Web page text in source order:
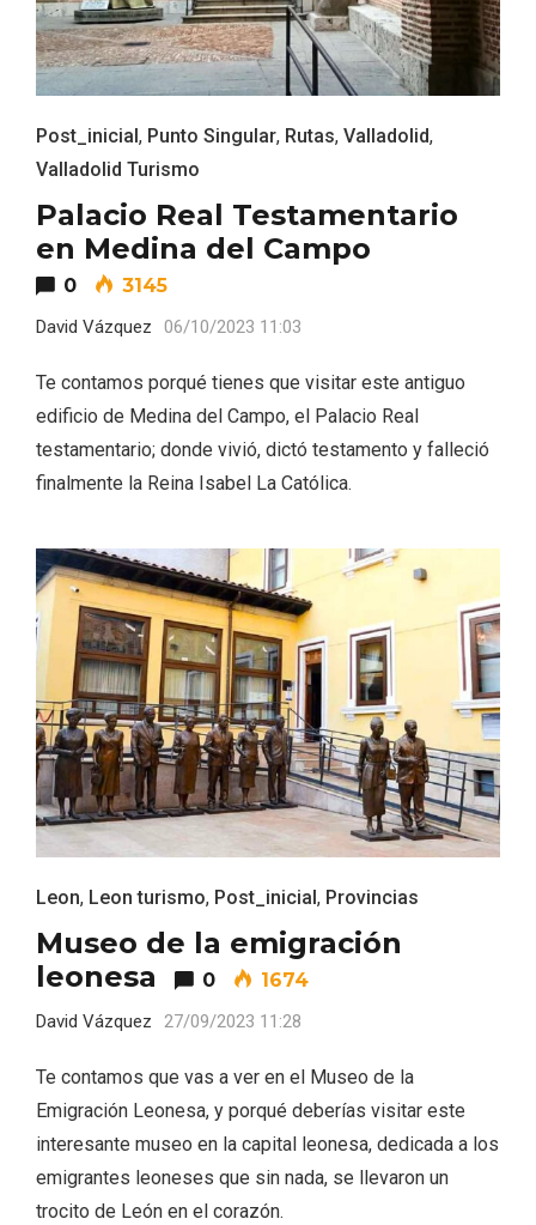
Post_inicial, Punto Singular, Rutas, Valladolid,
Valladolid Turismo
Palacio Real Testamentario
en Medina del Campo
0 3145
David Vázquez 06/10/2023 11:03
Te contamos porqué tienes que visitar este antiguo
edificio de Medina del Campo, el Palacio Real
testamentario; donde vivió, dictó testamento y falleció
finalmente la Reina Isabel La Católica.
Leon, Leon turismo, Post_inicial , Provincias
Museo de la emigración
leonesa
0 1674
David Vázquez 27/09/2023 11:28
Te contamos que vas a ver en el Museo de la
Emigración Leonesa, y porqué deberías visitar este
interesante museo en la capital leonesa, dedicada a los
emigrantes leoneses que sin nada, se llevaron un
trocito de León en el corazón.
Ultimas entradas
Fiesta de los Fueros 2026 de Sepúlveda
y Feria de Artesanía
Velay, una imagen renovada para el
vermouth de Valladolid